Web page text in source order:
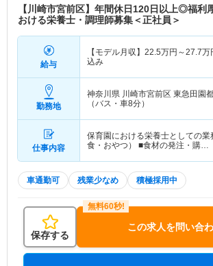
【川崎市宮前区】年間休日120日以上◎福利
おける栄養士・調理師募集＜正社員＞
給与
【モデル月収】 22.5万円～27.7万
込み
勤務地
神奈川県 川崎市宮前区 東急田園
（バス・車8分）
仕事内容
保育園における栄養士としての
食・おやつ） ■食材の発注・購…
車通勤可 残業少なめ 積極採用中
保存する
この求人を問い合